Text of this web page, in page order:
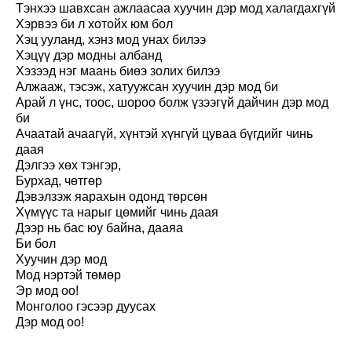
Тэнхээ шавхсан ажлаасаа хуучин дэр мод халагдахгүй
Хэрвээ би л хотойх юм бол
Хэц ууланд, хэнз мод унах билээ
Хэцүү дэр модны албанд
Хэзээд нэг маань биөэ золих билээ
Алжааж, тэсэж, хатуужсан хуучин дэр мод би
Арай л үнс, тоос, шороо болж үзээгүй дайчин дэр мод
би
Ачаатай ачаагүй, хүнтэй хүнгүй цуваа бүгдийг чинь
даая
Дэлгээ хөх тэнгэр,
Бурхад, чөтгөр
Дэвэлзэж яарахын одонд төрсөн
Хүмүүс та нарыг цөмийг чинь даая
Дээр нь бас юу байна, дааяа
Би бол
Хуучин дэр мод
Мод нэртэй төмөр
Эр мод оо!
Монголоо гэсээр дуусах
Дэр мод оо!